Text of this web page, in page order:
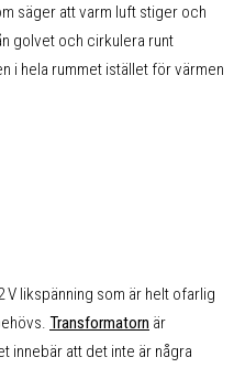
säger att varm luft stiger och
golvet och cirkulera runt
i hela rummet istället för värmen
V likspänning som är helt ofarlig
Transformatorn är
innebär att det inte är några